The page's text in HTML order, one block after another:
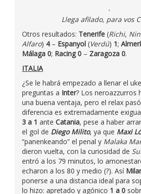
Llega afilado, para vos
Otros resultados: Tenerife (Richi,
Alfaro) 4 – Espanyol (Verdú) 1;
Málaga 0; Racing 0 – Zaragoza 0.
ITALIA
¿Se le habrá empezado a llenar el
preguntas a Inter? Los neroazzurros
una buena ventaja, pero el relax
diferencia es extremadamente
3 a 1 ante Catania, pese a haber
el gol de Diego Milito, ya que Maxi
“panenkeando” el penal y Malaka
dieron vuelta, con la curiosidad de
entró a los 79 minutos, lo
echaron a los 80 y medio (?). Así
ponerse a una distancia ideal para
lo hizo: apretado y agónico 1 a 0